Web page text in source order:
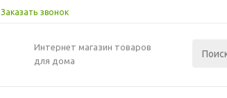
Заказать звонок
Интернет магазин товаров
для дома